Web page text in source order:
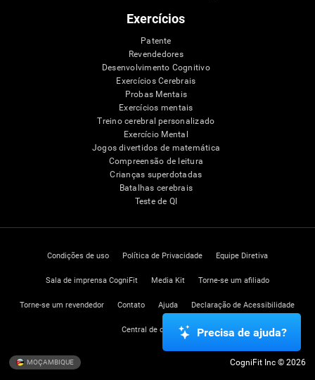
Exercícios
Patente
Revendedores
Desenvolvimento Cognitivo
Exercícios Cerebrais
Probas Mentais
Exercícios mentais
Treino cerebral personalizado
Exercício Mental
Jogos divertidos de matemática
Compreensão de leitura
Crianças superdotadas
Batalhas cerebrais
Teste de QI
Condições de uso Política de Privacidade Equipe Diretiva
Sala de imprensa CogniFit Media Kit Torne-se um afiliado
Torne-se um revendedor Contato Ajuda Declaração de Acessibilidade
Central de confiança
MOÇAMBIQUE CogniFit Inc © 2026
Precisa de ajuda?